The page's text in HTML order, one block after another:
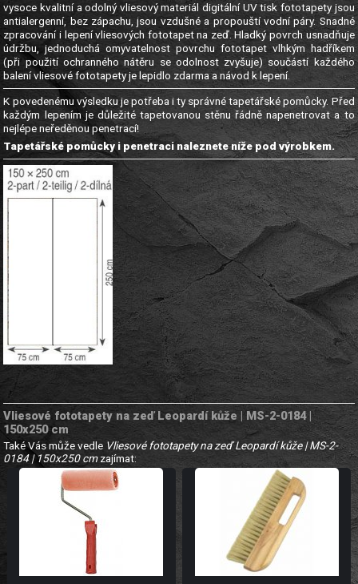
vysoce kvalitní a odolný vliesový materiál digitální UV tisk fototapety jsou
antialergenní, bez zápachu, jsou vzdušné a propouští vodní páry. Snadné
zpracování i lepení vliesových fototapet na zeď. Hladký povrch usnadňuje
údržbu, jednoduchá omyvatelnost povrchu fototapet vlhkým hadříkem
(při použití ochranného nátěru se odolnost zvyšuje) součástí každého
balení vliesové fototapety je lepidlo zdarma a návod k lepení.
K povedenému výsledku je potřeba i ty správné tapetářské pomůcky. Před
každým lepením je důležité tapetovanou stěnu řádně napenetrovat a to
nejlépe neředěnou penetrací!
Tapetářské pomůcky i penetraci naleznete níže pod výrobkem.
Vliesové fototapety na zeď Leopardí kůže | MS-2-0184 |
150x250 cm
Také Vás může vedle Vliesové fototapety na zeď Leopardí kůže | MS-2-
0184 | 150x250 cmzajímat: